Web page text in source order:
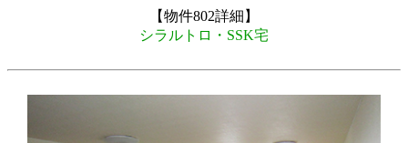
【物件802詳細】
シラルトロ・SSK宅